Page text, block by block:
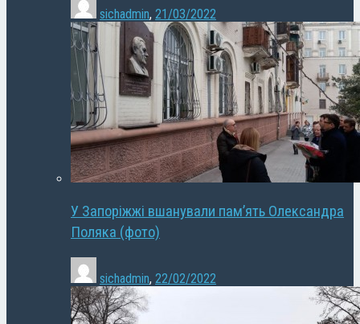
sichadmin, 21/03/2022
У Запоріжжі вшанували пам’ять Олександра
Поляка (фото)
sichadmin, 22/02/2022